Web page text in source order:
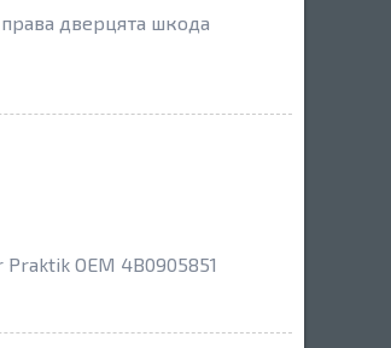
дверцята шкода
OEM 4B0905851